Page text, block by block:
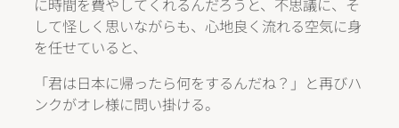
に時間を費やしてくれるんだろうと、不思議に、そ
して怪しく思いながらも、心地良く流れる空気に身
を任せていると、
「君は日本に帰ったら何をするんだね？」と再びハ
ンクがオレ様に問い掛ける。